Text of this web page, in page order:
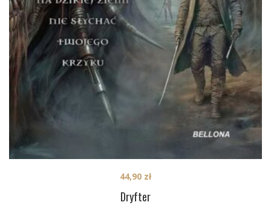
Dryfter
44,90 zł